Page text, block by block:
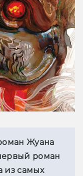
Жуана
роман
из самых